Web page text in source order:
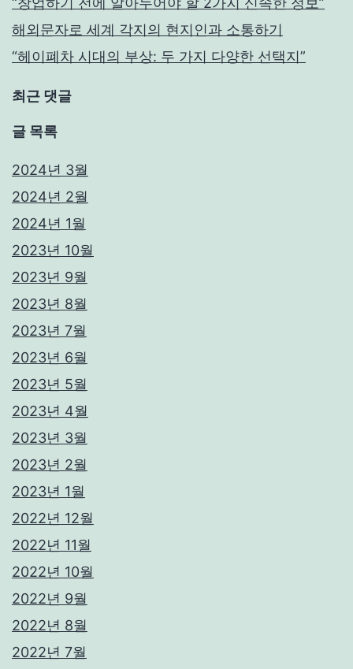
해외문자로 세계 각지의 현지인과 소통하기
“헤이폐차 시대의 부상: 두 가지 다양한 선택지”
최근 댓글
글 목록
2024년 3월
2024년 2월
2024년 1월
2023년 10월
2023년 9월
2023년 8월
2023년 7월
2023년 6월
2023년 5월
2023년 4월
2023년 3월
2023년 2월
2023년 1월
2022년 12월
2022년 11월
2022년 10월
2022년 9월
2022년 8월
2022년 7월